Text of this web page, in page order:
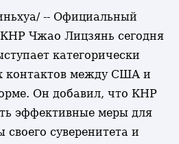
-- Официальный
Чжао Лицзянь сегодня
категорически
контактов между США и
Он добавил, что КНР
эффективные меры для
суверенитета и